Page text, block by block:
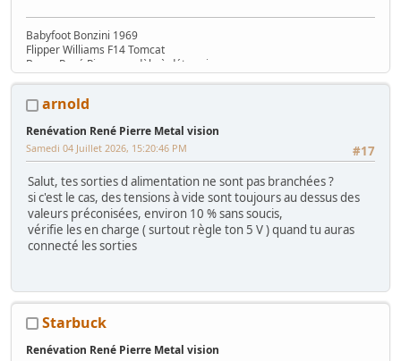
Babyfoot Bonzini 1969
Flipper Williams F14 Tomcat
Borne René Pierre modèle à déterminer....
arnold
Renévation René Pierre Metal vision
#17
Samedi 04 Juillet 2026, 15:20:46 PM
Salut, tes sorties d alimentation ne sont pas branchées ?
si c'est le cas, des tensions à vide sont toujours au dessus des
valeurs préconisées, environ 10 % sans soucis,
vérifie les en charge ( surtout règle ton 5 V ) quand tu auras
connecté les sorties
Starbuck
Renévation René Pierre Metal vision